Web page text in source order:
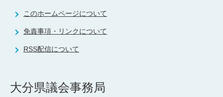
このホームページについて
免責事項・リンクについて
RSS配信について
大分県議会事務局